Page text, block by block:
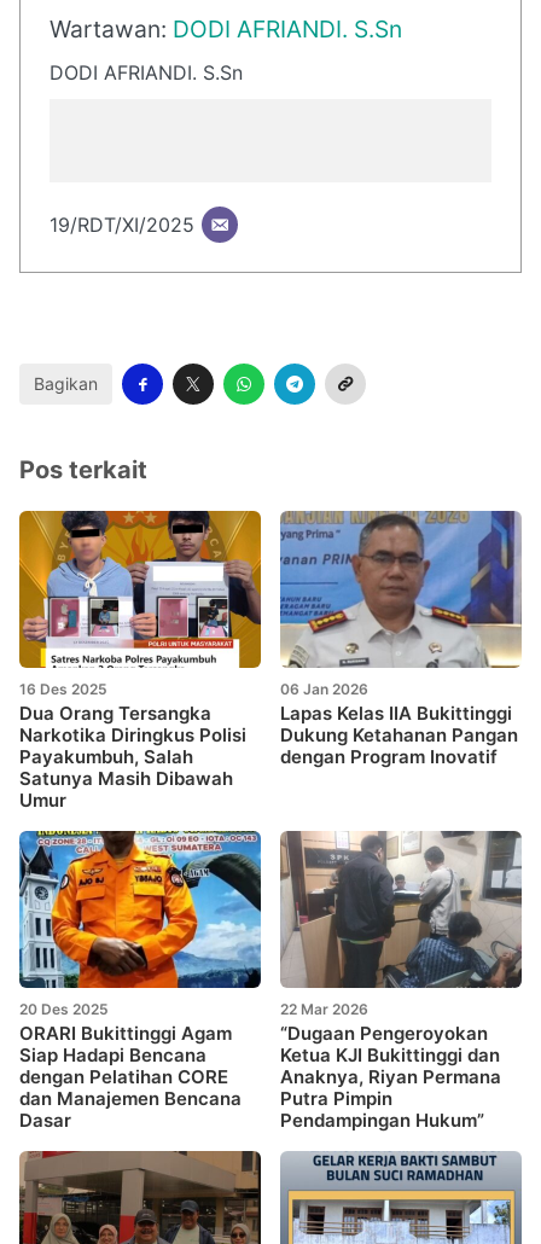
Wartawan: DODI AFRIANDI. S.Sn
DODI AFRIANDI. S.Sn
19/RDT/XI/2025
Bagikan
Pos terkait
16 Des 2025
Dua Orang Tersangka
Narkotika Diringkus Polisi
Payakumbuh, Salah
Satunya Masih Dibawah
Umur
06 Jan 2026
Lapas Kelas IIA Bukittinggi
Dukung Ketahanan Pangan
dengan Program Inovatif
20 Des 2025
ORARI Bukittinggi Agam
Siap Hadapi Bencana
dengan Pelatihan CORE
dan Manajemen Bencana
Dasar
22 Mar 2026
“Dugaan Pengeroyokan
Ketua KJI Bukittinggi dan
Anaknya, Riyan Permana
Putra Pimpin
Pendampingan Hukum”